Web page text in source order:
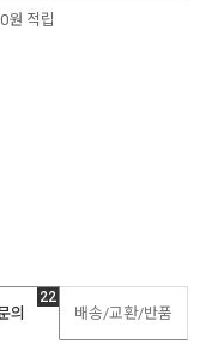
원 적립
의
22
배송/교환/반품